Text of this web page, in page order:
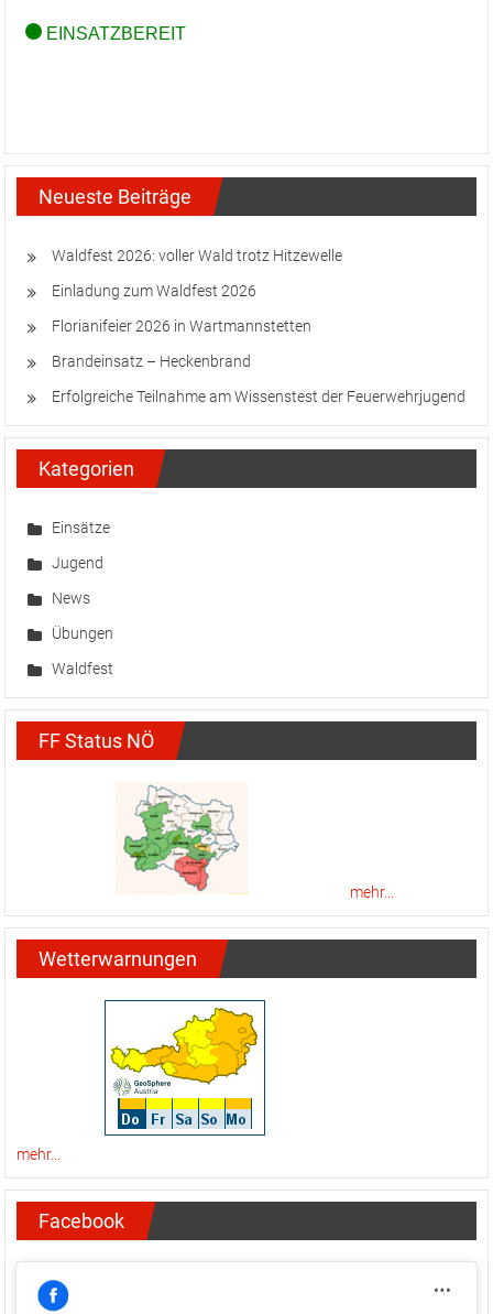
Neueste Beiträge
Waldfest 2026: voller Wald trotz Hitzewelle
Einladung zum Waldfest 2026
Florianifeier 2026 in Wartmannstetten
Brandeinsatz – Heckenbrand
Erfolgreiche Teilnahme am Wissenstest der Feuerwehrjugend
Kategorien
Einsätze
Jugend
News
Übungen
Waldfest
FF Status NÖ
mehr...
Wetterwarnungen
mehr...
Facebook